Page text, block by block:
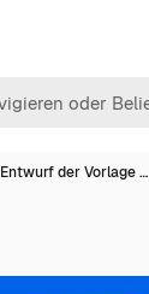
Entwurf der Vorlage …